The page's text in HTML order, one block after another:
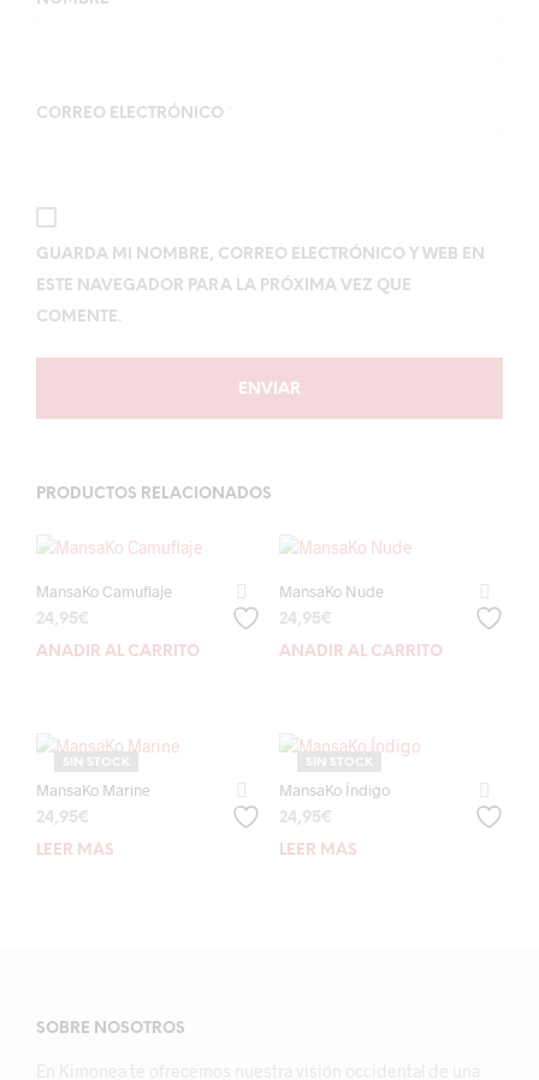
CORREO ELECTRÓNICO
GUARDA MI NOMBRE, CORREO ELECTRÓNICO Y WEB EN
ESTE NAVEGADOR PARA LA PRÓXIMA VEZ QUE
COMENTE.
PRODUCTOS RELACIONADOS
MansaKo Camuflaje
24,95€
AÑADIR AL CARRITO
MansaKo Nude
24,95€
AÑADIR AL CARRITO
SIN STOCK
MansaKo Marine
24,95€
LEER MÁS
SIN STOCK
MansaKo Índigo
24,95€
LEER MÁS
SOBRE NOSOTROS